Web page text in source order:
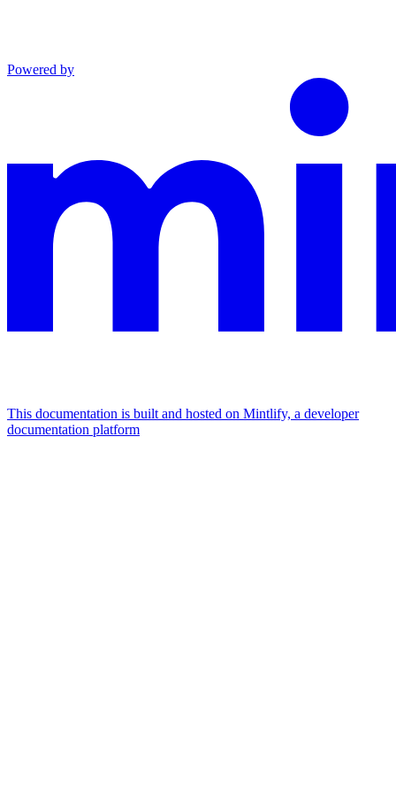
Powered by
This documentation is built and hosted on Mintlify, a developer
documentation platform